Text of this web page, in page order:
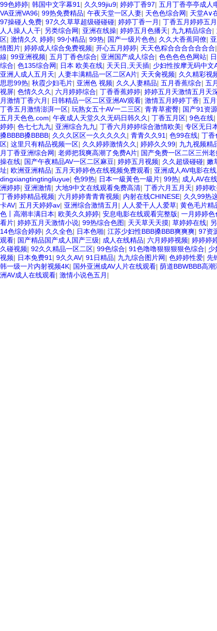
99色婷婷| 韩国中文字幕91 | 久久99jiu9| 婷婷丁香97| 五月丁香亭亭成人
VA亚洲VA96| 99热免费精品| 午夜天堂一区人妻| 天色色综合网| 天堂A∨
97操碰人免费| 97久久草草超级碰碰碰| 婷婷丁香一月 | 丁香五月婷婷五
人人操人人干| 另类综合网| 亚洲在线操| 婷婷五月色播天| 九九精品综合|
区| 激情久久 婷婷| 99小精品| 99热| 国产一级片色色| 久久大香蕉同僚|
情图片| 婷婷成人综合免费视频| 开心五月婷婷| 天天色粽合合合合合合合
線| 99亚洲视频| 五月丁香色综合| 亚洲国产成人综合| 色色色色色网站|
综合| 色135综合网| 日本 欧美在线| 天天日,天天插| 少妇性按摩无码中文
亚洲人成人五月天| 人妻丰满精品一区二区A片| 天天肏视频| 久久精彩视
思思99热| 秋霞少妇毛片| 亚洲色 视频| 久久人妻精品| 五月香蕉综合| 五
视屏| 色情久久久 | 六月婷婷综合| 丁香香蕉婷婷| 婷婷五月天激情五月天
月激情丁香六月 | 日韩精品一区二区亚洲AV观看| 激情五月婷婷丁香| 五
丁香五月激情澎湃一区| 玩熟女五十AV一二三区| 青青草蜜臀| 国产91资
五月天色色.com| 午夜成人天堂久久无码日韩久久 | 丁香五月区| 9色在线|
婷婷| 色七七九九| 亚洲综合九九| 丁香六月婷婷综合激情欧美| 专区无日
搡BBBB搡BBBB| 久久久区区一久久久久久 | 青青久久91 | 色99在线| 丁香
区| 这里只有精品视频一区| 久久婷婷激情久久 | 婷婷久久99| 九九视频精
月丁香亚洲综合网| 老师把我爽高潮了免费A片| 国产免费一区二区三州
操在线| 国产午夜精品AV一区二区麻豆| 婷婷五月视频| 久久超级碰碰| 嫩
址| 欧洲亚洲精品| 五月天婷婷色在线视频免费观看| 亚洲成人AV电影在线
dingxiangtingtingliuyue| 色99热| 日本一級黃色一級片| 99热| 成人AV在
洲婷婷| 亚洲激情| 大地9中文在线观看免费高清| 丁香六月五月天| 婷婷
丁香婷婷精品视频| 六月婷婷青青青视频| 内射在线CHINESE| 久久99热
卡AV| 五月天婷婷av| 亚洲综合激情五月 | 人人爱干人人爱草| 黄色毛片精
色丨高潮丰满日本| 欧美久久婷婷| 安息电影在线观看完整版| 一月婷婷色
看片| 婷婷五月天激情小说| 99热综合色图| 天天草天天摸| 草婷婷在线|
14色综合婷婷| 久久全色| 日本色啪| 江苏少妇性BBB搡BBB爽爽爽| 97资
观看| 国产精品国产成人国产三级| 成人在线精品| 六月婷婷视频| 婷婷婷
久碰视频| 92久久精品一区二区| 99色综合| 91色噜噜狠狠狠狠色综合| 少
视频| 日本免费91 | 9久久AV| 91日精品| 九九综合图片网| 色婷婷性爱| 先
韩一级一片内射视频4K| 国外亚洲成AV人片在线观看| 荫道BBWBBB高潮
洲AV成人在线观看| 激情小说色五月 |